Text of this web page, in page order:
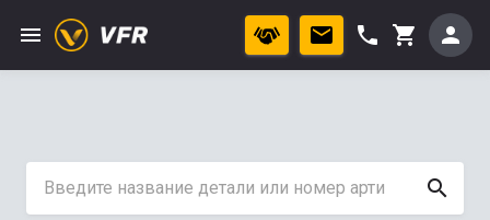
menu phone shopping_cart person
search